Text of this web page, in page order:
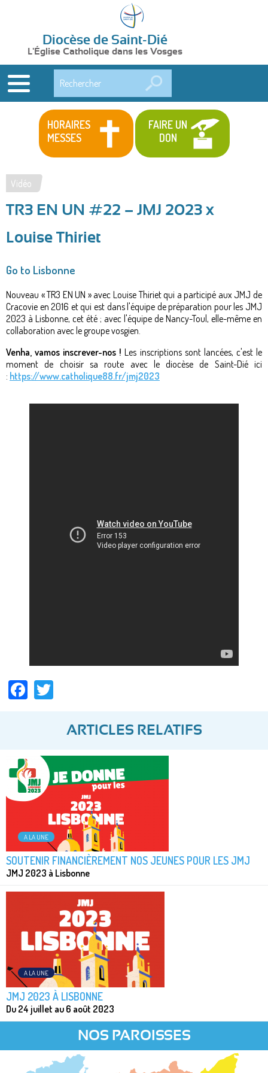
Diocèse de Saint-Dié
L'Église Catholique dans les Vosges
HORAIRES
MESSES
FAIRE UN
DON
Vous
êtes
ici
Vidéo
TR3 EN UN #22 – JMJ 2023 x
Louise Thiriet
Go to Lisbonne
Nouveau « TR3 EN UN » avec Louise Thiriet qui a participé aux JMJ de
Cracovie en 2016 et qui est dans l'équipe de préparation pour les JMJ
2023 à Lisbonne, cet été ; avec l'équipe de Nancy-Toul, elle-même en
collaboration avec le groupe vosgien.
Venha, vamos inscrever-nos ! Les inscriptions sont lancées, c'est le
moment de choisir sa route avec le diocèse de Saint-Dié ici
: https://www.catholique88.fr/jmj2023
Facebook
ARTICLES RELATIFS
A LA UNE
SOUTENIR FINANCIÈREMENT NOS JEUNES POUR LES JMJ
JMJ 2023 à Lisbonne
A LA UNE
JMJ 2023 À LISBONNE
Du 24 juillet au 6 août 2023
NOS PAROISSES